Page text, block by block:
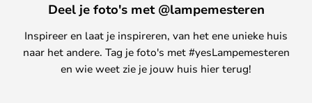
Deel je foto's met @lampemesteren
Inspireer en laat je inspireren, van het ene unieke huis
naar het andere. Tag je foto's met #yesLampemesteren
en wie weet zie je jouw huis hier terug!